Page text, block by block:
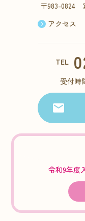
〒983-0824
アクセス
TEL
受付時
令和9年度